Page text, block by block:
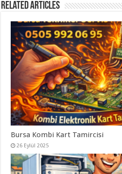
Related Articles
Bursa Kombi Kart Tamircisi
26 Eylül 2025